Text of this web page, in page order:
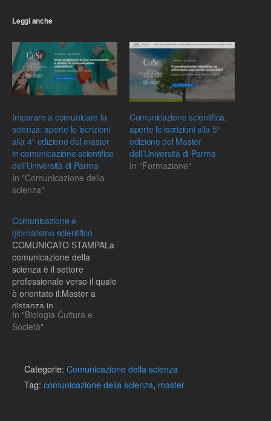
Leggi anche
Imparare a comunicare la
scienza: aperte le iscrizioni
alla 4° edizione del master
in comunicazione scientifica
dell’Università di Parma
In "Comunicazione della
scienza"
Comunicazione scientifica,
aperte le iscrizioni alla 5°
edizione del Master
dell’Università di Parma
In "Formazione"
Comunicazione e
giornalismo scientifico
COMUNICATO STAMPALa
comunicazione della
scienza è il settore
professionale verso il quale
è orientato il:Master a
distanza in
"Comunicazione e
giornalismo scientifico"
collaborazione con
Consorzio Omniacom /
CERTE, per l'anno
In "Biologia Cultura e
Società"
Categorie: Comunicazione della scienza
Tag: comunicazione della scienza, master